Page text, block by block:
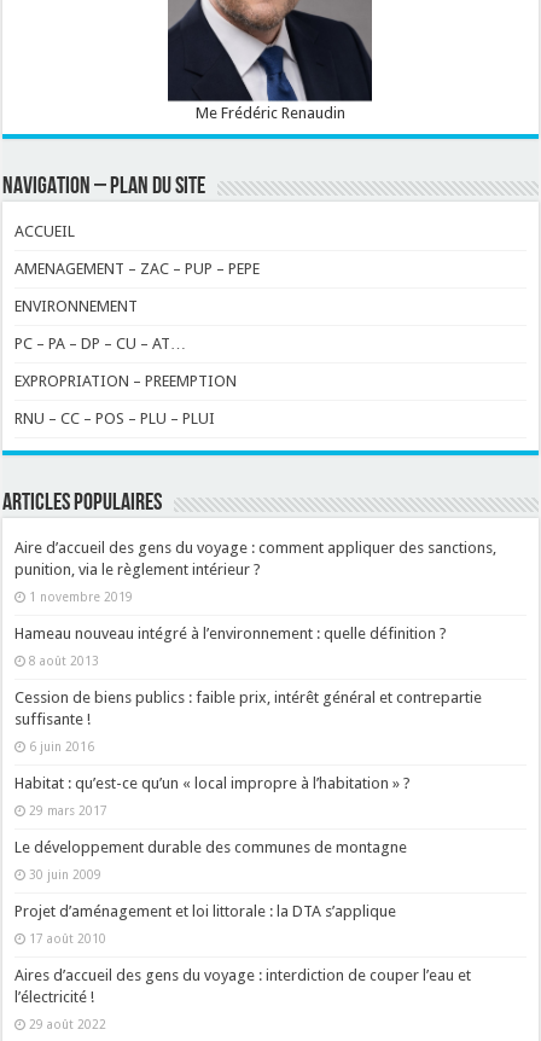
Me Frédéric Renaudin
NAVIGATION – PLAN DU SITE
ACCUEIL
AMENAGEMENT – ZAC – PUP – PEPE
ENVIRONNEMENT
PC – PA – DP – CU – AT…
EXPROPRIATION – PREEMPTION
RNU – CC – POS – PLU – PLUI
ARTICLES POPULAIRES
Aire d’accueil des gens du voyage : comment appliquer des sanctions,
punition, via le règlement intérieur ?
1 novembre 2019
Hameau nouveau intégré à l’environnement : quelle définition ?
8 août 2013
Cession de biens publics : faible prix, intérêt général et contrepartie
suffisante !
6 juin 2016
Habitat : qu’est-ce qu’un « local impropre à l’habitation » ?
29 mars 2017
Le développement durable des communes de montagne
30 juin 2009
Projet d’aménagement et loi littorale : la DTA s’applique
17 août 2010
Aires d’accueil des gens du voyage : interdiction de couper l’eau et
l’électricité !
29 août 2022